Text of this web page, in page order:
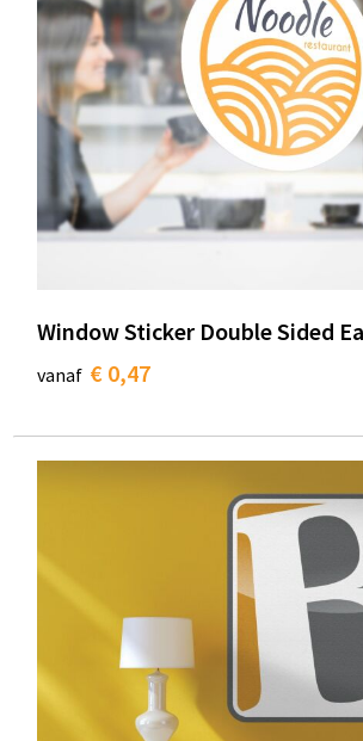
Window Sticker Double Sided
vanaf € 0,47